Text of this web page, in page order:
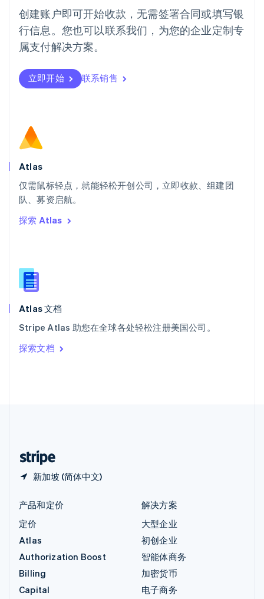
创建账户即可开始收款，无需签署合同或填写银
行信息。您也可以联系我们，为您的企业定制专
属支付解决方案。
立即开始 联系销售
Atlas
仅需鼠标轻点，就能轻松开创公司，立即收款、组建团
队、募资启航。
探索 Atlas
Atlas 文档
Stripe Atlas 助您在全球各处轻松注册美国公司。
探索文档
新加坡 (简体中文)
葡萄牙
Português English
日本
日本語English
瑞典
瑞士
DeutschFrançais
English
斯洛文尼亚
泰国
ไทยEnglish
希腊
English
西班牙
新西兰
English
匈牙利
English
ItalianoEnglish
印度
English
产品和定价
定价
Atlas
Authorization Boost
Billing
Capital
解决方案
大型企业
初创企业
智能体商务
加密货币
电子商务